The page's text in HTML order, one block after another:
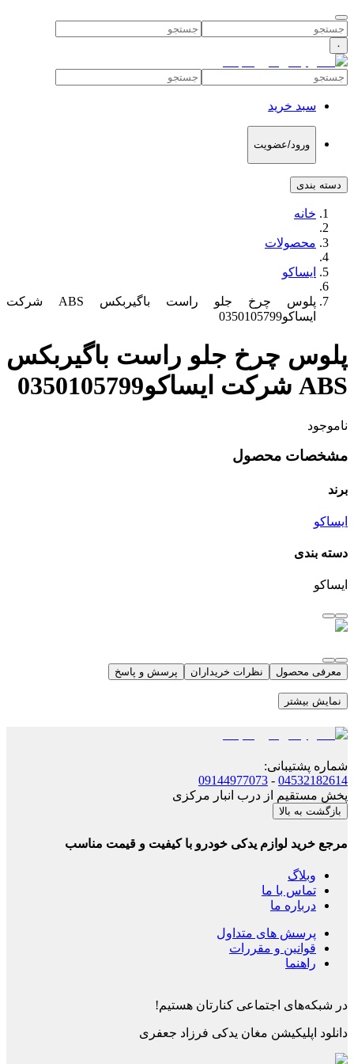
۰
سبد خرید
ورود/عضویت
دسته بندی
خانه
محصولات
ایساکو
پلوس چرخ جلو راست باگیربکس ABS شرکت
ایساکو0350105799
پلوس چرخ جلو راست باگیربکس
ABS شرکت ایساکو0350105799
ناموجود
مشخصات محصول
برند
ایساکو
دسته بندی
ایساکو
معرفی محصول نظرات خریداران پرسش و پاسخ
نمایش بیشتر
شماره پشتیبانی:
04532182614
-
09144977073
پخش مستقیم از درب انبار مرکزی
بازگشت به بالا
مرجع خرید لوازم یدکی خودرو با کیفیت و قیمت مناسب
وبلاگ
تماس با ما
درباره ما
پرسش های متداول
قوانین و مقررات
راهنما
در شبکه‌های اجتماعی کنارتان هستیم!
دانلود اپلیکیشن مغان یدکی فرزاد جعفری